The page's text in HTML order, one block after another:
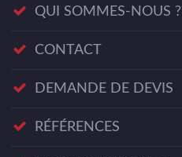
QUI SOMMES-NOUS ?
CONTACT
DEMANDE DE DEVIS
RÉFÉRENCES